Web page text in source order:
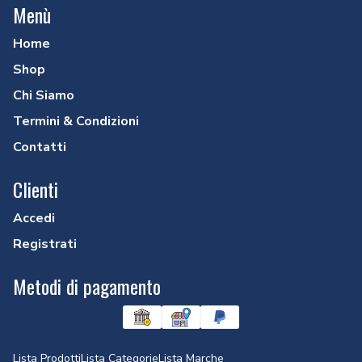
SCARICO PVC ARANCIO
SCARICO PVC BIANCO
SIFONI
SISTEMI DOCCIA
UTENSILERIA
VALVOLE
Menù
Home
Shop
Chi Siamo
Termini & Condizioni
Contatti
Clienti
Accedi
Registrati
Metodi di pagamento
Lista ProdottiLista CategorieLista Marche